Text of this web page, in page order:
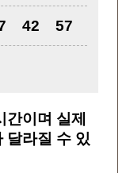
42 57
이며 실제
달라질 수 있